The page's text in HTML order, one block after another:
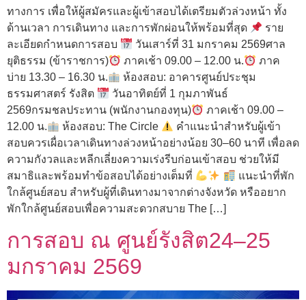
ทางการ เพื่อให้ผู้สมัครและผู้เข้าสอบได้เตรียมตัวล่วงหน้า ทั้ง
ด้านเวลา การเดินทาง และการพักผ่อนให้พร้อมที่สุด
ราย
ละเอียดกำหนดการสอบ
วันเสาร์ที่ 31 มกราคม 2569ศาล
ยุติธรรม (ข้าราชการ)
ภาคเช้า 09.00 – 12.00 น.
ภาค
บ่าย 13.30 – 16.30 น.
ห้องสอบ: อาคารศูนย์ประชุม
ธรรมศาสตร์ รังสิต
วันอาทิตย์ที่ 1 กุมภาพันธ์
2569กรมชลประทาน (พนักงานกองทุน)
ภาคเช้า 09.00 –
12.00 น.
ห้องสอบ: The Circle
คำแนะนำสำหรับผู้เข้า
สอบควรเผื่อเวลาเดินทางล่วงหน้าอย่างน้อย 30–60 นาที เพื่อลด
ความกังวลและหลีกเลี่ยงความเร่งรีบก่อนเข้าสอบ ช่วยให้มี
สมาธิและพร้อมทำข้อสอบได้อย่างเต็มที่
แนะนำที่พัก
ใกล้ศูนย์สอบ สำหรับผู้ที่เดินทางมาจากต่างจังหวัด หรืออยาก
พักใกล้ศูนย์สอบเพื่อความสะดวกสบาย The […]
การสอบ ณ ศูนย์รังสิต24–25
มกราคม 2569